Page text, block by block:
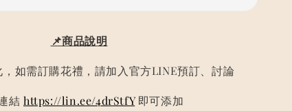
📌商品說明
如需訂購花禮，請加入官方LINE預訂、討論
結 https://lin.ee/4drStfY即可添加